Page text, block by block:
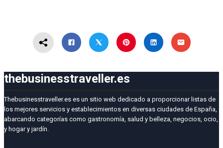
thebusinesstraveller.es
Thebusinesstraveller.es es un sitio web dedicado a proporcionar listas de
los mejores servicios y establecimientos en diversas ciudades de España,
abarcando categorías como gastronomía, salud y belleza, negocios, ocio,
y hogar y jardín.